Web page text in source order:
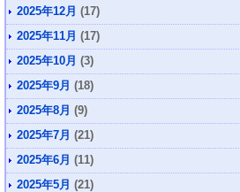
2025年12月 (17)
2025年11月 (17)
2025年10月 (3)
2025年9月 (18)
2025年8月 (9)
2025年7月 (21)
2025年6月 (11)
2025年5月 (21)